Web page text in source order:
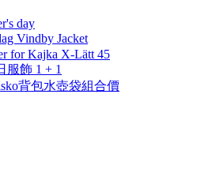
day
Vindby Jacket
for Kajka X-Lätt 45
服飾 1 + 1
背包水壺袋組合價